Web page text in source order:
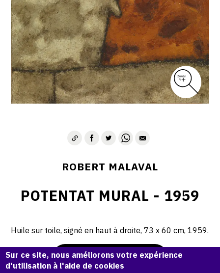
ROBERT MALAVAL
POTENTAT MURAL - 1959
Huile sur toile, signé en haut à droite, 73 x 60 cm, 1959.
Demande d'information
Sur ce site, nous améliorons votre expérience
d'utilisation à l'aide de cookies